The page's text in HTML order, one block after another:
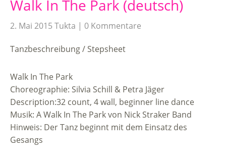
Walk In The Park (deutsch)
2. Mai 2015 Tukta 0 Kommentare
Tanzbeschreibung / Stepsheet
Walk In The Park
Choreographie: Silvia Schill & Petra Jäger
Description:32 count, 4 wall, beginner line dance
Musik: A Walk In The Park von Nick Straker Band
Hinweis: Der Tanz beginnt mit dem Einsatz des
Gesangs